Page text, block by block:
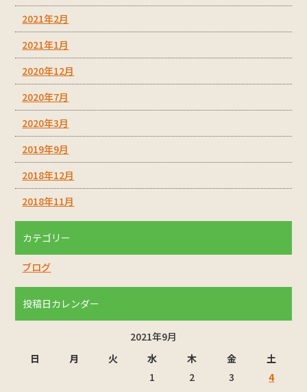
2021年2月
2021年1月
2020年12月
2020年7月
2020年3月
2019年9月
2018年12月
2018年11月
カテゴリー
ブログ
投稿日カレンダー
2021年9月
日
月 火 水 木 金
土
1
2 3
4